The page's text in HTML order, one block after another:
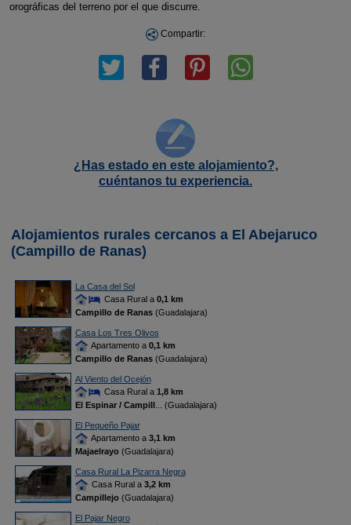
orográficas del terreno por el que discurre.
Compartir:
¿Has estado en este alojamiento?,
cuéntanos tu experiencia.
Alojamientos rurales cercanos a El Abejaruco
(Campillo de Ranas)
La Casa del Sol
Casa Rural a 0,1 km
Campillo de Ranas(Guadalajara)
Casa Los Tres Olivos
Apartamento a 0,1 km
Campillo de Ranas(Guadalajara)
Al Viento del Ocejón
Casa Rural a 1,8 km
El Espinar / Campill... (Guadalajara)
El Pequeño Pajar
Apartamento a 3,1 km
Majaelrayo(Guadalajara)
Casa Rural La Pizarra Negra
Casa Rural a 3,2 km
Campillejo(Guadalajara)
El Pajar Negro